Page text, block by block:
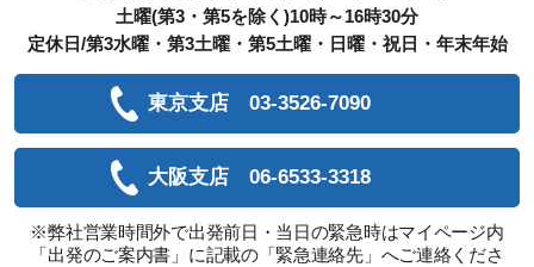
土曜(第3・第5を除く)10時～16時30分
定休日/第3水曜・第3土曜・第5土曜・日曜・祝日・年末年始
東京支店 03-3526-7090
大阪支店 06-6533-3318
※弊社営業時間外で出発前日・当日の緊急時はマイページ内
「出発のご案内書」に記載の「緊急連絡先」へご連絡くださ